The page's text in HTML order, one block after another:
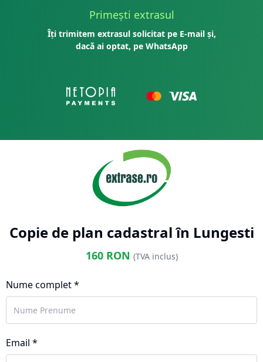
Primești extrasul
Îți trimitem extrasul solicitat pe E-mail și,
dacă ai optat, pe WhatsApp
Copie de plan cadastral în Lungesti
160RON (TVA inclus)
Nume complet *
Email *